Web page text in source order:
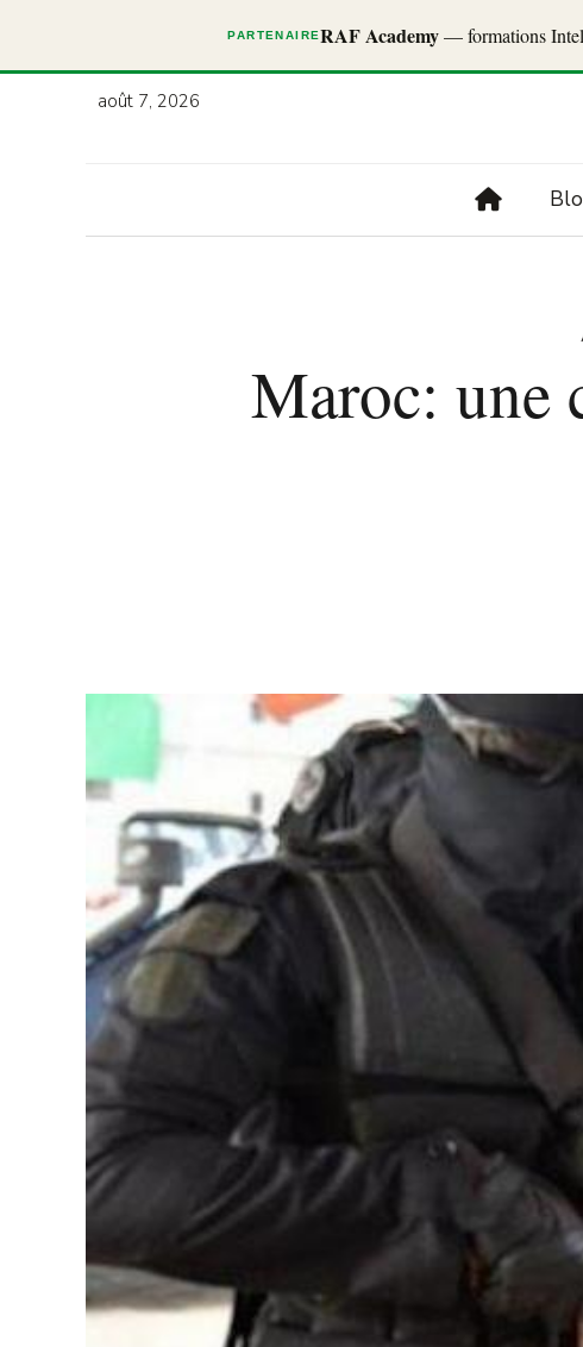
PARTENAIRERAF Academy— formations
août 7, 2026
Maroc: une